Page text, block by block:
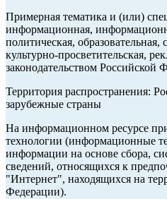
Примерная тематика и (или)
информационная,
политическая, образовательная,
культурно-просветительская,
законодательством Российской
Территория распространения:
зарубежные страны
На информационном ресурсе
технологии (информационные
информации на основе сбора,
сведений, относящихся к
"Интернет", находящихся на
Федерации).